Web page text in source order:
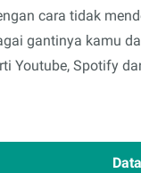
cara tidak
gantinya kamu
Youtube, Spotify
Data